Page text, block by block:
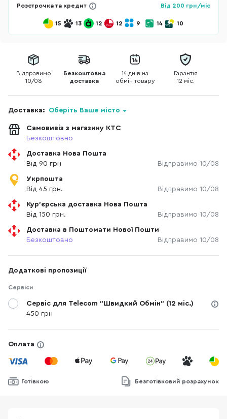
Розстрочка та кредит Від 200 грн/міс
15 13 12 12 9 14 10
Відправимо
10/08
Безкоштовна
доставка
14 днів на
обмін товару
Гарантія
12 міс.
Доставка: Оберіть Ваше місто
Самовивіз з магазину КТС
Безкоштовно
Доставка Нова Пошта
Від 90 грн
Відправимо 10/08
Укрпошта
Від 45 грн.
Відправимо 10/08
Кур'єрська доставка Нова Пошта
Від 150 грн.
Відправимо 10/08
Доставка в Поштомати Нової Пошти
Безкоштовно
Відправимо 10/08
Додаткові пропозиції
Сервіси
Сервіс для Telecom "Швидкий Обмін" (12 міс.)
450 грн
Оплата
Готівкою Безготівковий розрахунок